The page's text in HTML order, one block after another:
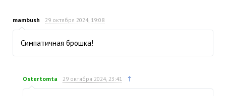
mambush 29 октября 2024, 19:08
Симпатичная брошка!
Ostertomta 29 октября 2024, 23:41 ↑